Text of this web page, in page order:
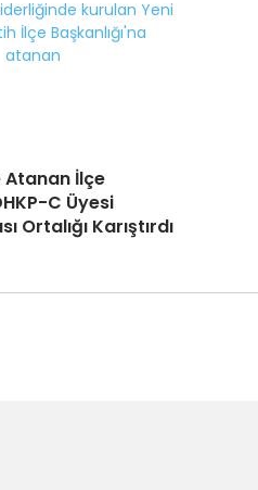
Atanan İlçe
C Üyesi
Ortalığı Karıştırdı